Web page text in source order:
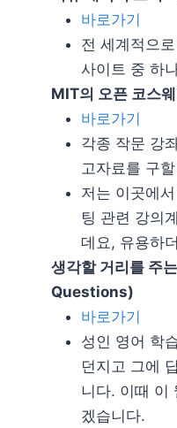
바로가기
전 세계적으
사이트 중 하
MIT의 오픈 코스
바로가기
각종 작문 강
고자료를 구
저는 이곳에
팅 관련 강의
데요, 유용하
생각할 거리를 주
Questions)
바로가기
성인 영어 학
던지고 그에
니다. 이때 이
겠습니다.